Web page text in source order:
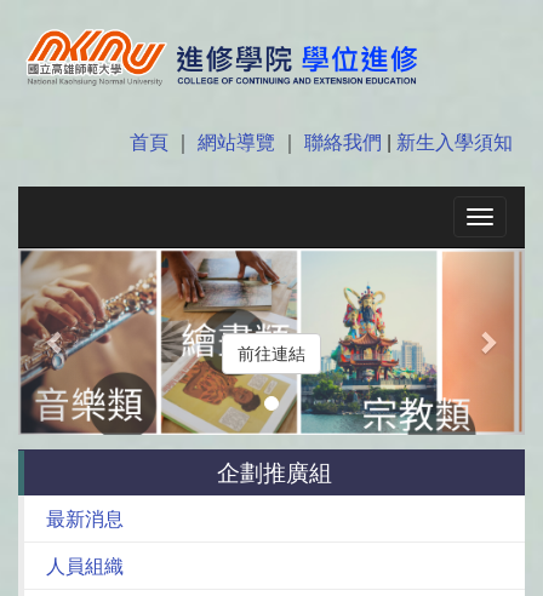
首頁 網站導覽 聯絡我們 新生入學須知
Toggle
前往連結
Previous
企劃推廣組
最新消息
人員組織